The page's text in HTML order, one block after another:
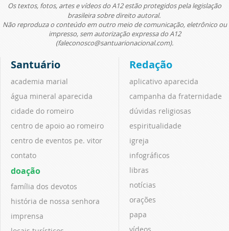
Os textos, fotos, artes e vídeos do A12 estão protegidos pela legislação
brasileira sobre direito autoral.
Não reproduza o conteúdo em outro meio de comunicação, eletrônico ou
impresso, sem autorização expressa do A12
(faleconosco@santuarionacional.com).
Santuário
academia marial
água mineral aparecida
cidade do romeiro
centro de apoio ao romeiro
centro de eventos pe. vitor
contato
doação
família dos devotos
história de nossa senhora
imprensa
Redação
aplicativo aparecida
campanha da fraternidade
dúvidas religiosas
espiritualidade
igreja
infográficos
libras
notícias
orações
papa
vídeos